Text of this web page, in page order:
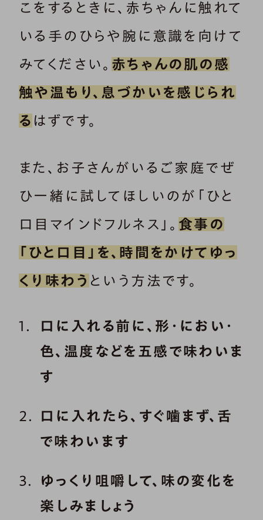
こをするときに、赤ちゃんに触れて
いる手のひらや腕に意識を向けて
みてください。 赤ちゃんの肌の感
触や温もり、息づかいを感じられ
る はずです。
また、お子さんがいるご家庭でぜ
ひ一緒に試してほしいのが「ひと
口目マインドフルネス」。 食事の
「ひと口目」を、時間をかけてゆっ
くり味わう という方法です。
口に入れる前に、形・におい・
色、温度などを五感で味わいま
す
口に入れたら、すぐ噛まず、舌
で味わいます
ゆっくり咀嚼して、味の変化を
楽しみましょう